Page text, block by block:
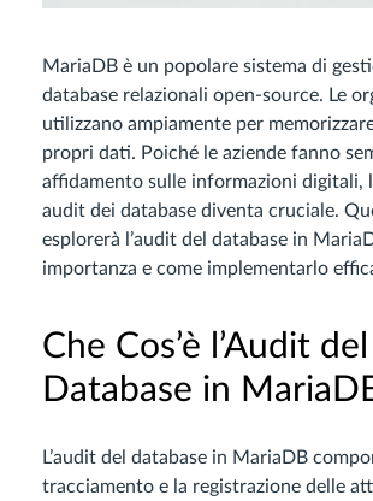
MariaDB è un popolare sistema di
database relazionali open-source. Le
utilizzano ampiamente per
propri dati. Poiché le aziende fanno
affidamento sulle informazioni digitali,
audit dei database diventa cruciale.
esplorerà l’audit del database in
importanza e come implementarlo
Che Cos’è l’Audit del
Database in
L’audit del database in MariaDB
tracciamento e la registrazione delle